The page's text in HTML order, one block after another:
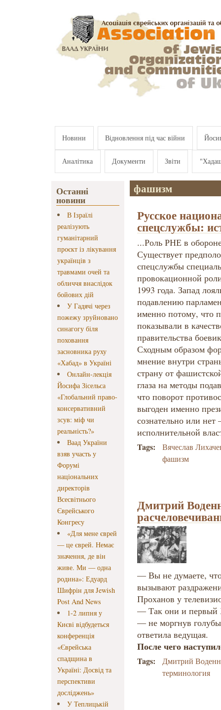
Новини Відновлення під час війни
Аналітика Документи Звіти
Останні
новини
В Ізраїлі
реалізують
гуманітарний
проєкт із лікування
українців з
травмами очей та
обличчя внаслідок
бойових дій
У Гадячі через
пожежу зруйновано
синагогу біля
поховання
засновника руху
«Хабад» в Україні
Онлайн-лекція
Йосифа Зісельса
«Глобальний право-
консервативний
зсув: міф чи
реальність?»
Ваад України
взяв участь у
Форумі
національних
директорів
Всесвітнього
Єврейського
Конгресу
«Для мене єврей
— це єврей. Немає
значення, де він
живе. Ми — одна
родина»: Едуард
Шифрін для Jewish
Post And News
1-2 липня у
Києві відбудеться
конференція
«Єврейська
спадщина в
Україні: Досвід та
перспективи
досліджень»
У Теплицькій
фашизм
Русское
спецслужбы:
...Роль РНЕ в
Существует
спецслужбы
провокационной
1993 года. Запад
подавлению
именно потому, что
показывали в
правительства
Сходным образом
мнение внутри
страну от
глаза на методы
что поворот
выгоден именно
сознательно или нет
исполнительной
Tags:
Вячеслав
фашизм
Дмитрий
— Вы не думаете,
вызывают
Проханов у
— Так они и первый
— не моргнув
ответила ведущая.
После чего
Tags:
Дмитрий
терминология